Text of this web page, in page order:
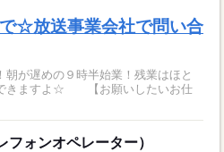
☆放送事業会社で問い合
朝が遅めの９時半始業！残業はほと
できますよ☆ 【お願いしたいお仕
フォンオペレーター）